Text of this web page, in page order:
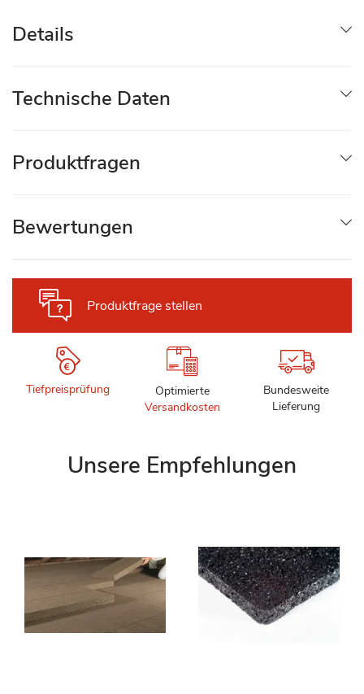
Produktfrage stellen
Tiefpreisprüfung
Optimierte
Versandkosten
Bundesweite
Lieferung
Details
Technische Daten
Produktfragen
Bewertungen
Unsere Empfehlungen